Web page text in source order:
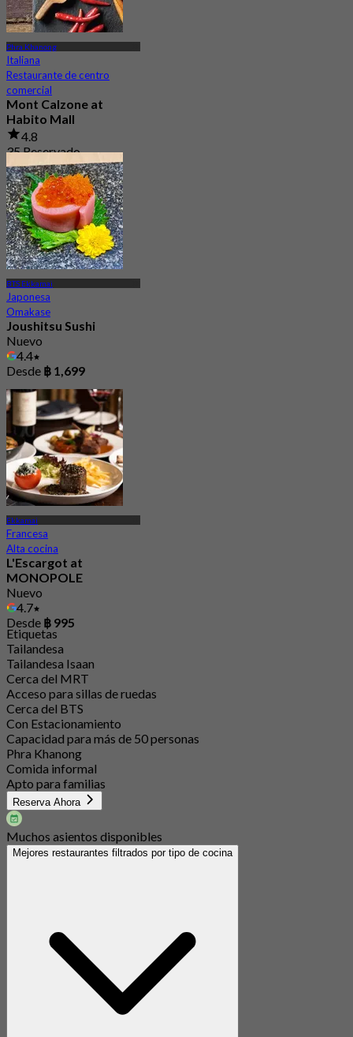
Phra Khanong
Italiana
Restaurante de centro
comercial
Mont Calzone at
Habito Mall
4.8
35 Reservado
Desde฿ 490
BTS Ekkamai
Japonesa
Omakase
Joushitsu Sushi
Nuevo
4.4
Desde ฿ 1,699
Ekkamai
Francesa
Alta cocina
L'Escargot at
MONOPOLE
Nuevo
4.7
Desde ฿ 995
Etiquetas
Tailandesa
Tailandesa Isaan
Cerca del MRT
Acceso para sillas de ruedas
Cerca del BTS
Con Estacionamiento
Capacidad para más de 50 personas
Phra Khanong
Comida informal
Apto para familias
Reserva Ahora
Muchos asientos disponibles
Mejores restaurantes filtrados por tipo de cocina